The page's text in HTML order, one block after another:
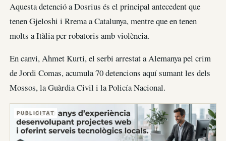
Aquesta detenció a Dosrius és el principal antecedent que
tenen Gjeloshi i Rrema a Catalunya, mentre que en tenen
molts a Itàlia per robatoris amb violència.
En canvi, Ahmet Kurti, el serbi arrestat a Alemanya pel crim
de Jordi Comas, acumula 70 detencions aquí sumant les dels
Mossos, la Guàrdia Civil i la Policía Nacional.
PUBLICITAT